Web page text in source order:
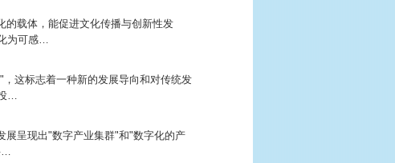
的载体，能促进文化传播与创新性发
为可感…
这标志着一种新的发展导向和对传统发
…
展呈现出"数字产业集群"和"数字化的产
…